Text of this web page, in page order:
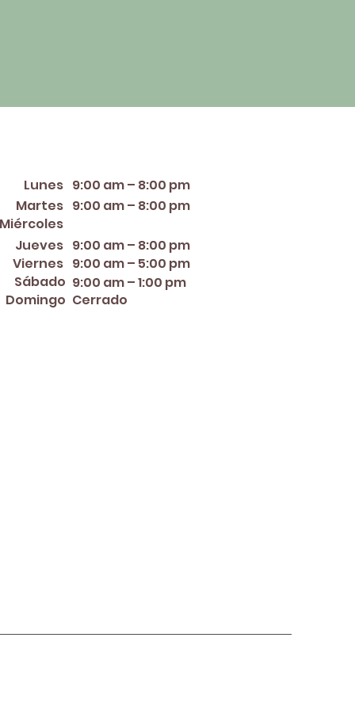
Lunes
Martes
Miércoles
Jueves
Viernes
Sábado
Domingo
9:00 am – 8:00 pm
9:00 am – 8:00 pm
9:00 am – 8:00 pm
9:00 am – 5:00 pm
9:00 am – 1:00 pm
Cerrado